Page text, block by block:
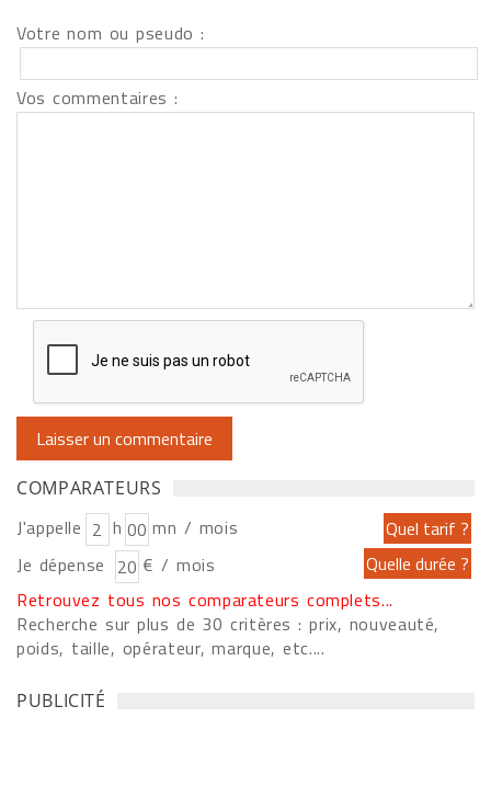
Votre nom ou pseudo :
Vos commentaires :
COMPARATEURS
J'appelle h
mn / mois
Je dépense
€ / mois
Retrouvez tous nos comparateurs complets...
Recherche sur plus de 30 critères : prix, nouveauté,
poids, taille, opérateur, marque, etc....
PUBLICITÉ